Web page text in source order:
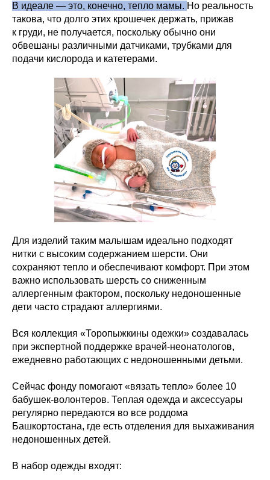
В идеале — это, конечно, тепло мамы. Но реальность
такова, что долго этих крошечек держать, прижав
к груди, не получается, поскольку обычно они
обвешаны различными датчиками, трубками для
подачи кислорода и катетерами.
Для изделий таким малышам идеально подходят
нитки с высоким содержанием шерсти. Они
сохраняют тепло и обеспечивают комфорт. При этом
важно использовать шерсть со сниженным
аллергенным фактором, поскольку недоношенные
дети часто страдают аллергиями.
Вся коллекция «Торопыжкины одежки» создавалась
при экспертной поддержке врачей-неонатологов,
ежедневно работающих с недоношенными детьми.
Сейчас фонду помогают «вязать тепло» более 10
бабушек-волонтеров. Теплая одежда и аксессуары
регулярно передаются во все роддома
Башкортостана, где есть отделения для выхаживания
недоношенных детей.
В набор одежды входят: